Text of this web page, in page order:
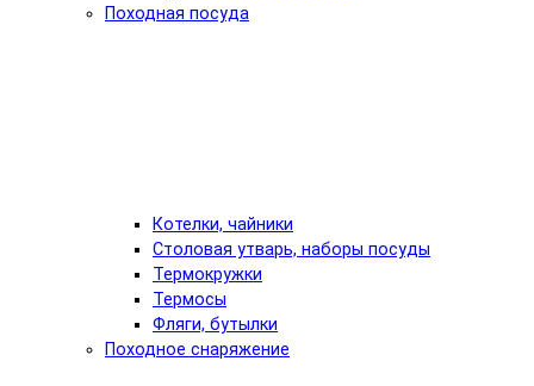
Походная посуда
Котелки, чайники
Столовая утварь, наборы посуды
Термокружки
Термосы
Фляги, бутылки
Походное снаряжение